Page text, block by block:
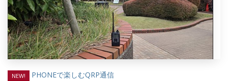
NEW! PHONEで楽しむQRP通信